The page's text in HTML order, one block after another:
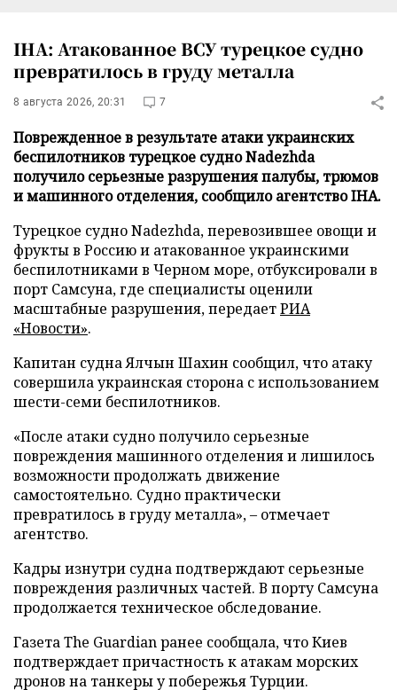
IHA: Атакованное ВСУ турецкое судно
превратилось в груду металла
8 августа 2026, 20:31 7
Поврежденное в результате атаки украинских
беспилотников турецкое судно Nadezhda
получило серьезные разрушения палубы, трюмов
и машинного отделения, сообщило агентство IHA.
Турецкое судно Nadezhda, перевозившее овощи и
фрукты в Россию и атакованное украинскими
беспилотниками в Черном море, отбуксировали в
порт Самсуна, где специалисты оценили
масштабные разрушения, передаетРИА
«Новости».
Капитан судна Ялчын Шахин сообщил, что атаку
совершила украинская сторона с использованием
шести-семи беспилотников.
«После атаки судно получило серьезные
повреждения машинного отделения и лишилось
возможности продолжать движение
самостоятельно. Судно практически
превратилось в груду металла», – отмечает
агентство.
Кадры изнутри судна подтверждают серьезные
повреждения различных частей. В порту Самсуна
продолжается техническое обследование.
Газета The Guardian ранее сообщала, что Киев
подтверждает причастность к атакам морских
дронов на танкеры у побережья Турции.